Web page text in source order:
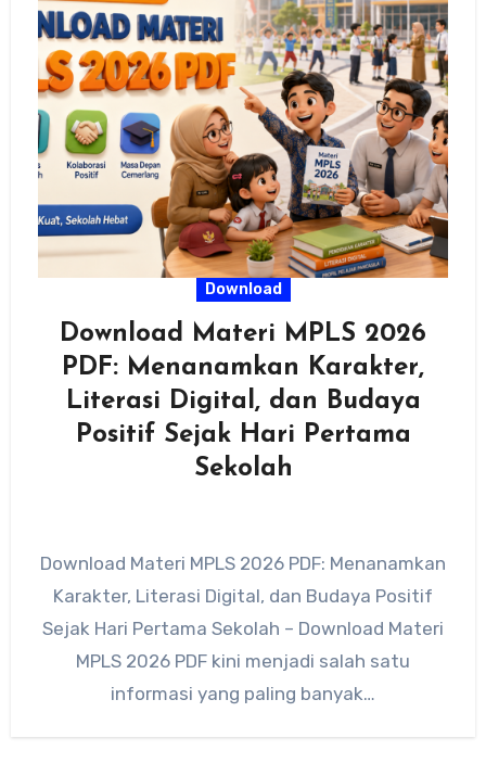
Download
Download Materi MPLS 2026
PDF: Menanamkan Karakter,
Literasi Digital, dan Budaya
Positif Sejak Hari Pertama
Sekolah
Download Materi MPLS 2026 PDF: Menanamkan
Karakter, Literasi Digital, dan Budaya Positif
Sejak Hari Pertama Sekolah – Download Materi
MPLS 2026 PDF kini menjadi salah satu
informasi yang paling banyak…